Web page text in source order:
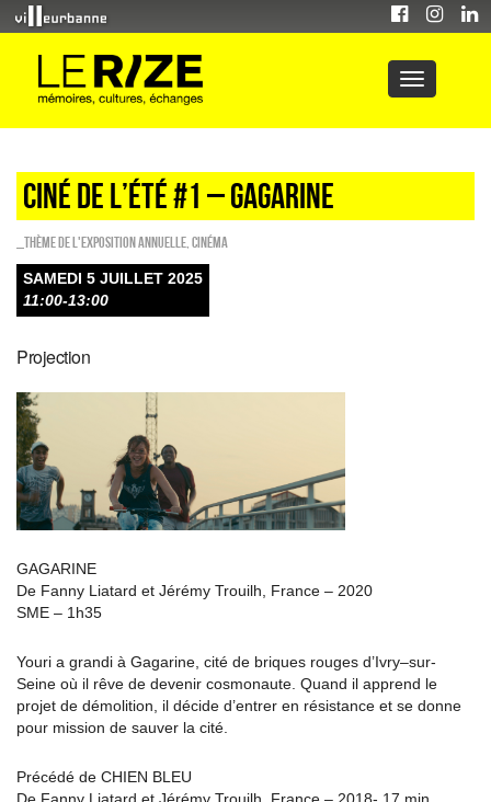
CINÉ DE L’ÉTÉ #1 – GAGARINE
_Thème de l'exposition annuelle Cinéma
SAMEDI 5 JUILLET 2025
11:00-13:00
Projection
GAGARINE
De Fanny Liatard et Jérémy Trouilh, France – 2020
SME – 1h35
Youri a grandi à Gagarine, cité de briques rouges d’Ivry–sur-
Seine où il rêve de devenir cosmonaute. Quand il apprend le
projet de démolition, il décide d’entrer en résistance et se donne
pour mission de sauver la cité.
Précédé de CHIEN BLEU
De Fanny Liatard et Jérémy Trouilh, France – 2018- 17 min.